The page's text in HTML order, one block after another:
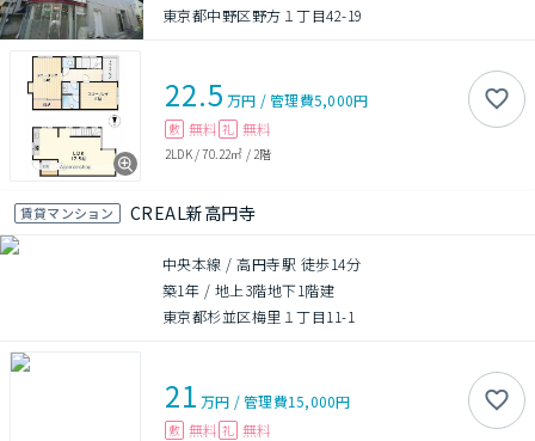
東京都中野区野方１丁目42-19
22.5 万円 /管理費5,000円
敷 無料 礼 無料
2LDK/70.22㎡ / 2階
賃貸マンション CREAL新高円寺
中央本線 / 高円寺駅 徒歩14分
築1年 / 地上3階地下1階建
東京都杉並区梅里１丁目11-1
21 万円 /管理費15,000円
敷 無料 礼 無料